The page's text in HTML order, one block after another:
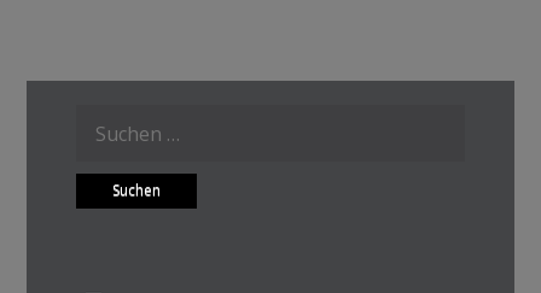
Suche
nach: